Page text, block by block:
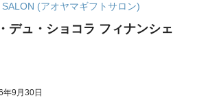
(アオヤマギフトサロン)
デュ・ショコラ フィナンシェ
年9月30日